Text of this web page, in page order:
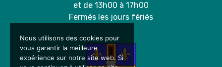
et de 13h00 à 17h00
Fermés les jours fériés
Nous utilisons des cookies pour
vous garantir la meilleure
expérience sur notre site web. Si